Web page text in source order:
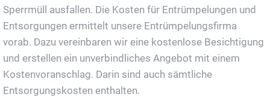
Sperrmüll ausfallen. Die Kosten für Entrümpelungen und
Entsorgungen ermittelt unsere Entrümpelungsfirma
vorab. Dazu vereinbaren wir eine kostenlose Besichtigung
und erstellen ein unverbindliches Angebot mit einem
Kostenvoranschlag. Darin sind auch sämtliche
Entsorgungskosten enthalten.